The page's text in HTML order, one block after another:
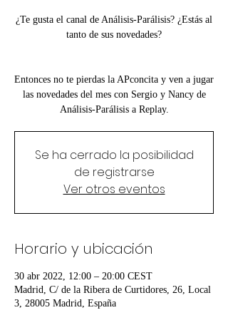
¿Te gusta el canal de Análisis-Parálisis? ¿Estás al
tanto de sus novedades?
Entonces no te pierdas la APconcita y ven a jugar
las novedades del mes con Sergio y Nancy de
Análisis-Parálisis a Replay.
Se ha cerrado la posibilidad
de registrarse
Ver otros eventos
Horario y ubicación
30 abr 2022, 12:00 – 20:00 CEST
Madrid, C/ de la Ribera de Curtidores, 26, Local
3, 28005 Madrid, España